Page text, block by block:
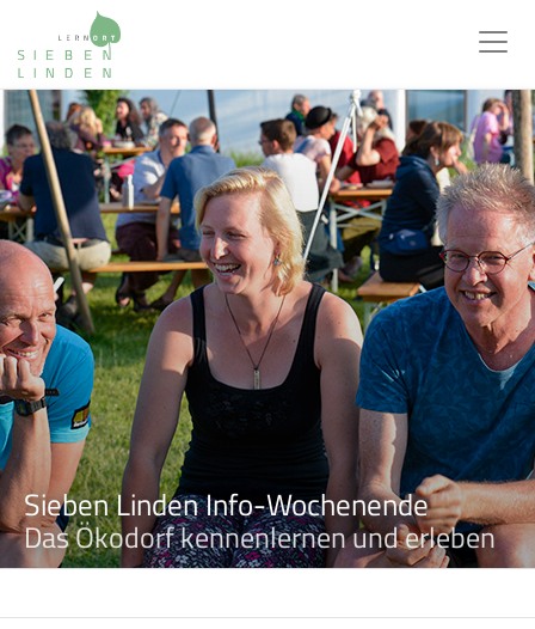
Sieben Linden Info-Wochenende
Das Ökodorf kennenlernen und erleben